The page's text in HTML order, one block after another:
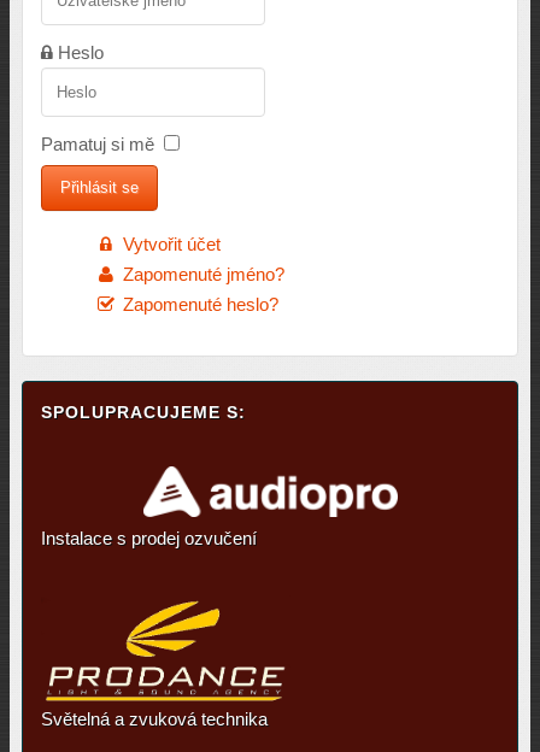
Heslo
Pamatuj si mě
Vytvořit účet
Zapomenuté jméno?
Zapomenuté heslo?
SPOLUPRACUJEME S:
Instalace s prodej ozvučení
Světelná a zvuková technika